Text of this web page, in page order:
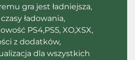
gra jest ładniejsza,
ładowania,
PS4,PS5, XO,XSX,
z dodatków,
dla wszystkich